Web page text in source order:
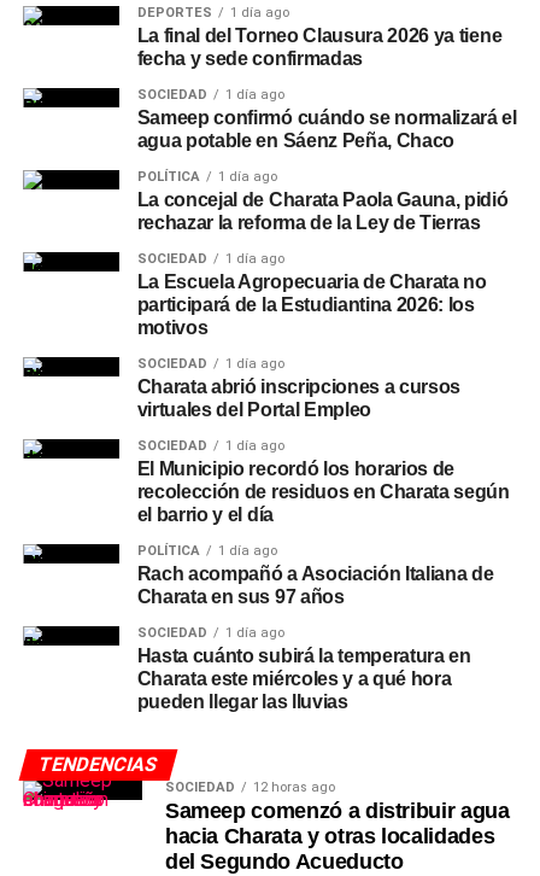
DEPORTES 1 día ago
La final del Torneo Clausura 2026 ya tiene
fecha y sede confirmadas
SOCIEDAD 1 día ago
Sameep confirmó cuándo se normalizará el
agua potable en Sáenz Peña, Chaco
POLÍTICA 1 día ago
La concejal de Charata Paola Gauna, pidió
rechazar la reforma de la Ley de Tierras
SOCIEDAD 1 día ago
La Escuela Agropecuaria de Charata no
participará de la Estudiantina 2026: los
motivos
SOCIEDAD 1 día ago
Charata abrió inscripciones a cursos
virtuales del Portal Empleo
SOCIEDAD 1 día ago
El Municipio recordó los horarios de
recolección de residuos en Charata según
el barrio y el día
POLÍTICA 1 día ago
Rach acompañó a Asociación Italiana de
Charata en sus 97 años
SOCIEDAD 1 día ago
Hasta cuánto subirá la temperatura en
Charata este miércoles y a qué hora
pueden llegar las lluvias
TENDENCIAS
SOCIEDAD 12 horas ago
Sameep comenzó a distribuir agua
hacia Charata y otras localidades
del Segundo Acueducto